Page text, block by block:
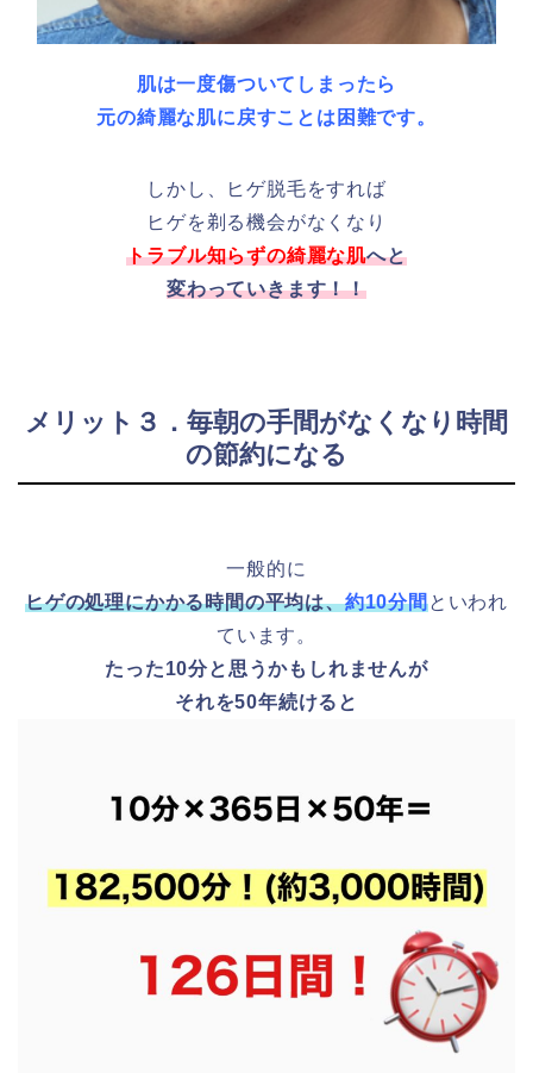
肌は一度傷ついてしまったら
元の綺麗な肌に戻すことは困難です。
しかし、ヒゲ脱毛をすれば
ヒゲを剃る機会がなくなり
トラブル知らずの綺麗な肌へと
変わっていきます！！
メリット３．毎朝の手間がなくなり時間
の節約になる
一般的に
ヒゲの処理にかかる時間の平均は、約10分間といわれ
ています。
たった10分と思うかもしれませんが
それを50年続けると